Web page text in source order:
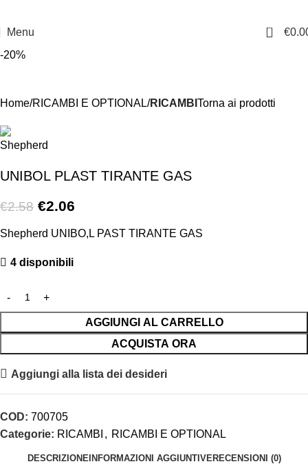
Menu 0 €
-20%
Home RICAMBI E OPTIONAL RICAMBI Torna ai prodotti
UNIBOL PLAST TIRANTE GAS
€2.58 €2.06
Shepherd UNIBO,L PAST TIRANTE GAS
4 disponibili
AGGIUNGI AL CARRELLO
ACQUISTA ORA
Aggiungi alla lista dei desideri
COD: 700705
Categorie: RICAMBI , RICAMBI E OPTIONAL
DESCRIZIONEINFORMAZIONI AGGIUNTIVERECENSIONI (0)